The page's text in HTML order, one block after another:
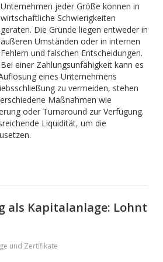
Unternehmen jeder Größe können in
wirtschaftliche Schwierigkeiten
geraten. Die Gründe liegen entweder in
äußeren Umständen oder in internen
Fehlern und falschen Entscheidungen.
Bei einer Zahlungsunfähigkeit kann es
eines Unternehmens
zu vermeiden, stehen
Maßnahmen wie
oder Turnaround zur Verfügung.
Liquidität, um die
als Kapitalanlage: Lohnt
und Zertifikate